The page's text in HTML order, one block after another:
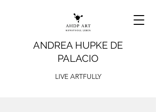
ANDREA HUPKE DE
PALACIO
LIVE ARTFULLY